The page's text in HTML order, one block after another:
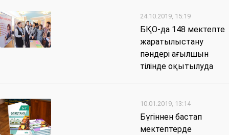
24.10.2019, 15:19
БҚО-да 148 мектепте
жаратылыстану
пәндері ағылшын
тілінде оқытылуда
10.01.2019, 13:14
Бүгіннен бастап
мектептерде